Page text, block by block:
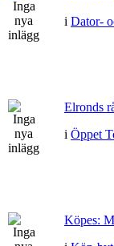
i Dator-
Elronds
i Öppet
Köpes: